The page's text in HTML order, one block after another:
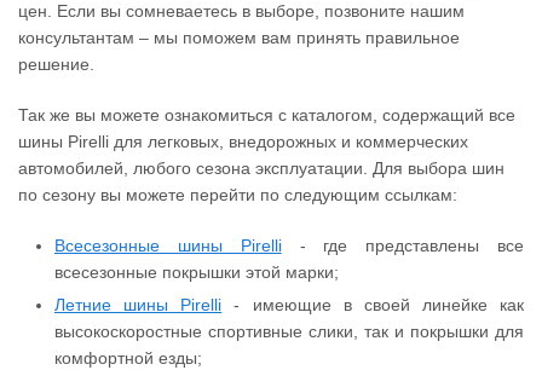
цен. Если вы сомневаетесь в выборе, позвоните нашим
консультантам – мы поможем вам принять правильное
решение.
Так же вы можете ознакомиться с каталогом, содержащий все
шины Pirelli для легковых, внедорожных и коммерческих
автомобилей, любого сезона эксплуатации. Для выбора шин
по сезону вы можете перейти по следующим ссылкам:
Всесезонные шины Pirelli- где представлены все
всесезонные покрышки этой марки;
Летние шины Pirelli - имеющие в своей линейке как
высокоскоростные спортивные слики, так и покрышки для
комфортной езды;